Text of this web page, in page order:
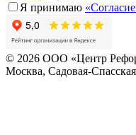
Я принимаю
© 2026 ООО «Центр
Москва, Садовая-